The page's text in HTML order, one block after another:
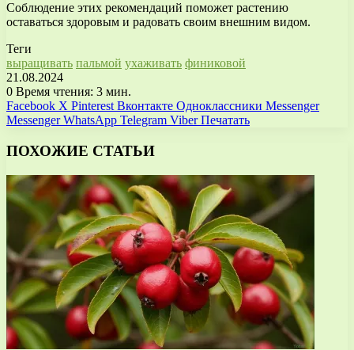
Соблюдение этих рекомендаций поможет растению
оставаться здоровым и радовать своим внешним видом.
Теги
выращивать пальмой ухаживать финиковой
21.08.2024
0 Время чтения: 3 мин.
Facebook X Pinterest Вконтакте Одноклассники Messenger
Messenger WhatsApp Telegram Viber Печатать
ПОХОЖИЕ СТАТЬИ